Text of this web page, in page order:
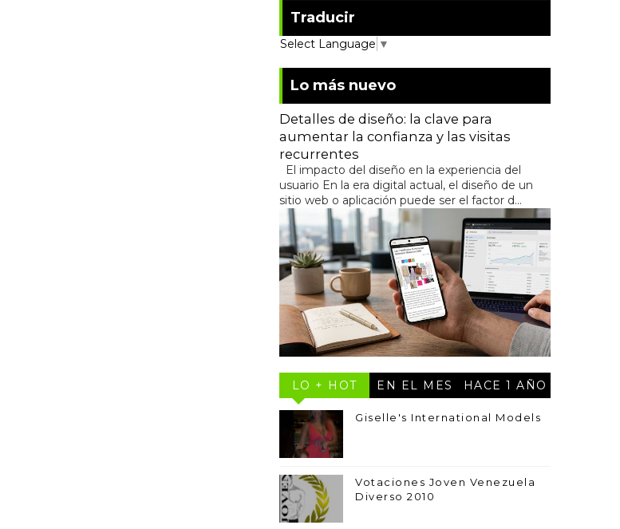
Traducir
Select Language ▼
Lo más nuevo
Detalles de diseño: la clave para
aumentar la confianza y las visitas
recurrentes
El impacto del diseño en la experiencia del
usuario En la era digital actual, el diseño de un
sitio web o aplicación puede ser el factor d...
LO + HOT EN EL MES HACE 1 AÑO
Giselle's International Models
Votaciones Joven Venezuela
Diverso 2010